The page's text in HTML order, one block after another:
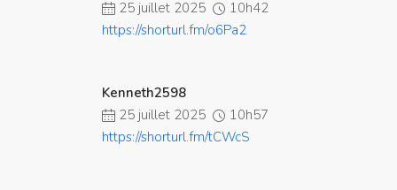
25 juillet 2025
10h42
https://shorturl.fm/o6Pa2
Kenneth2598
25 juillet 2025
10h57
https://shorturl.fm/tCWcS